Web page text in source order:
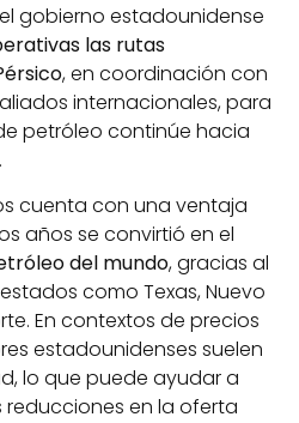
gobierno estadounidense
las rutas
, en coordinación con
internacionales, para
petróleo continúe hacia
cuenta con una ventaja
años se convirtió en el
del mundo, gracias al
como Texas, Nuevo
En contextos de precios
estadounidenses suelen
lo que puede ayudar a
en la oferta